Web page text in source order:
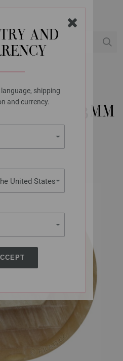
AND
language, shipping
and currency.
United States
KNOPF
45755/23MM
45755